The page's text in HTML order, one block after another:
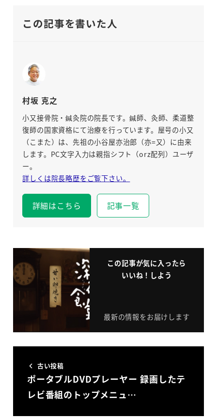
この記事を書いた人
村坂 克之
小又接骨院・鍼灸院の院長です。鍼師、灸師、柔道整
復師の国家資格にて治療を行っています。屋号の小又
（こまた）は、先祖の小谷屋亦治郎（亦=又）に由来
します。PC文字入力は親指シフト（orz配列）ユーザ
ー。
詳しくは院長略歴をご覧下さい。
詳細はこちら 記事一覧
この記事が気に入ったら
いいね！しよう
最新の情報をお届けします
古い投稿
ポータブルDVDプレーヤー 録画したテ
レビ番組のトップメニュ…